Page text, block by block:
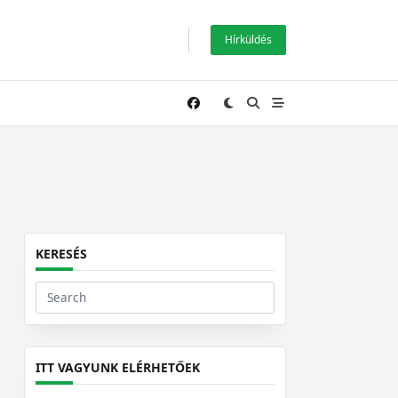
Hírküldés
KERESÉS
Search
for:
ITT VAGYUNK ELÉRHETŐEK